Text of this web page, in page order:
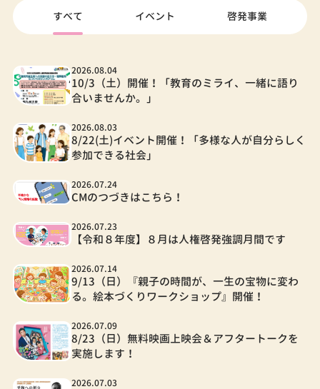
すべて イベント 啓発事業
2026.08.04
10/3（土）開催！「教育のミライ、一緒に語り
合いませんか。」
2026.08.03
8/22(土)イベント開催！「多様な人が自分らしく
参加できる社会」
2026.07.24
CMのつづきはこちら！
2026.07.23
【令和８年度】８月は人権啓発強調月間です
2026.07.14
9/13（日）『親子の時間が、一生の宝物に変わ
る。絵本づくりワークショップ』開催！
2026.07.09
8/23（日）無料映画上映会＆アフタートークを
実施します！
2026.07.03